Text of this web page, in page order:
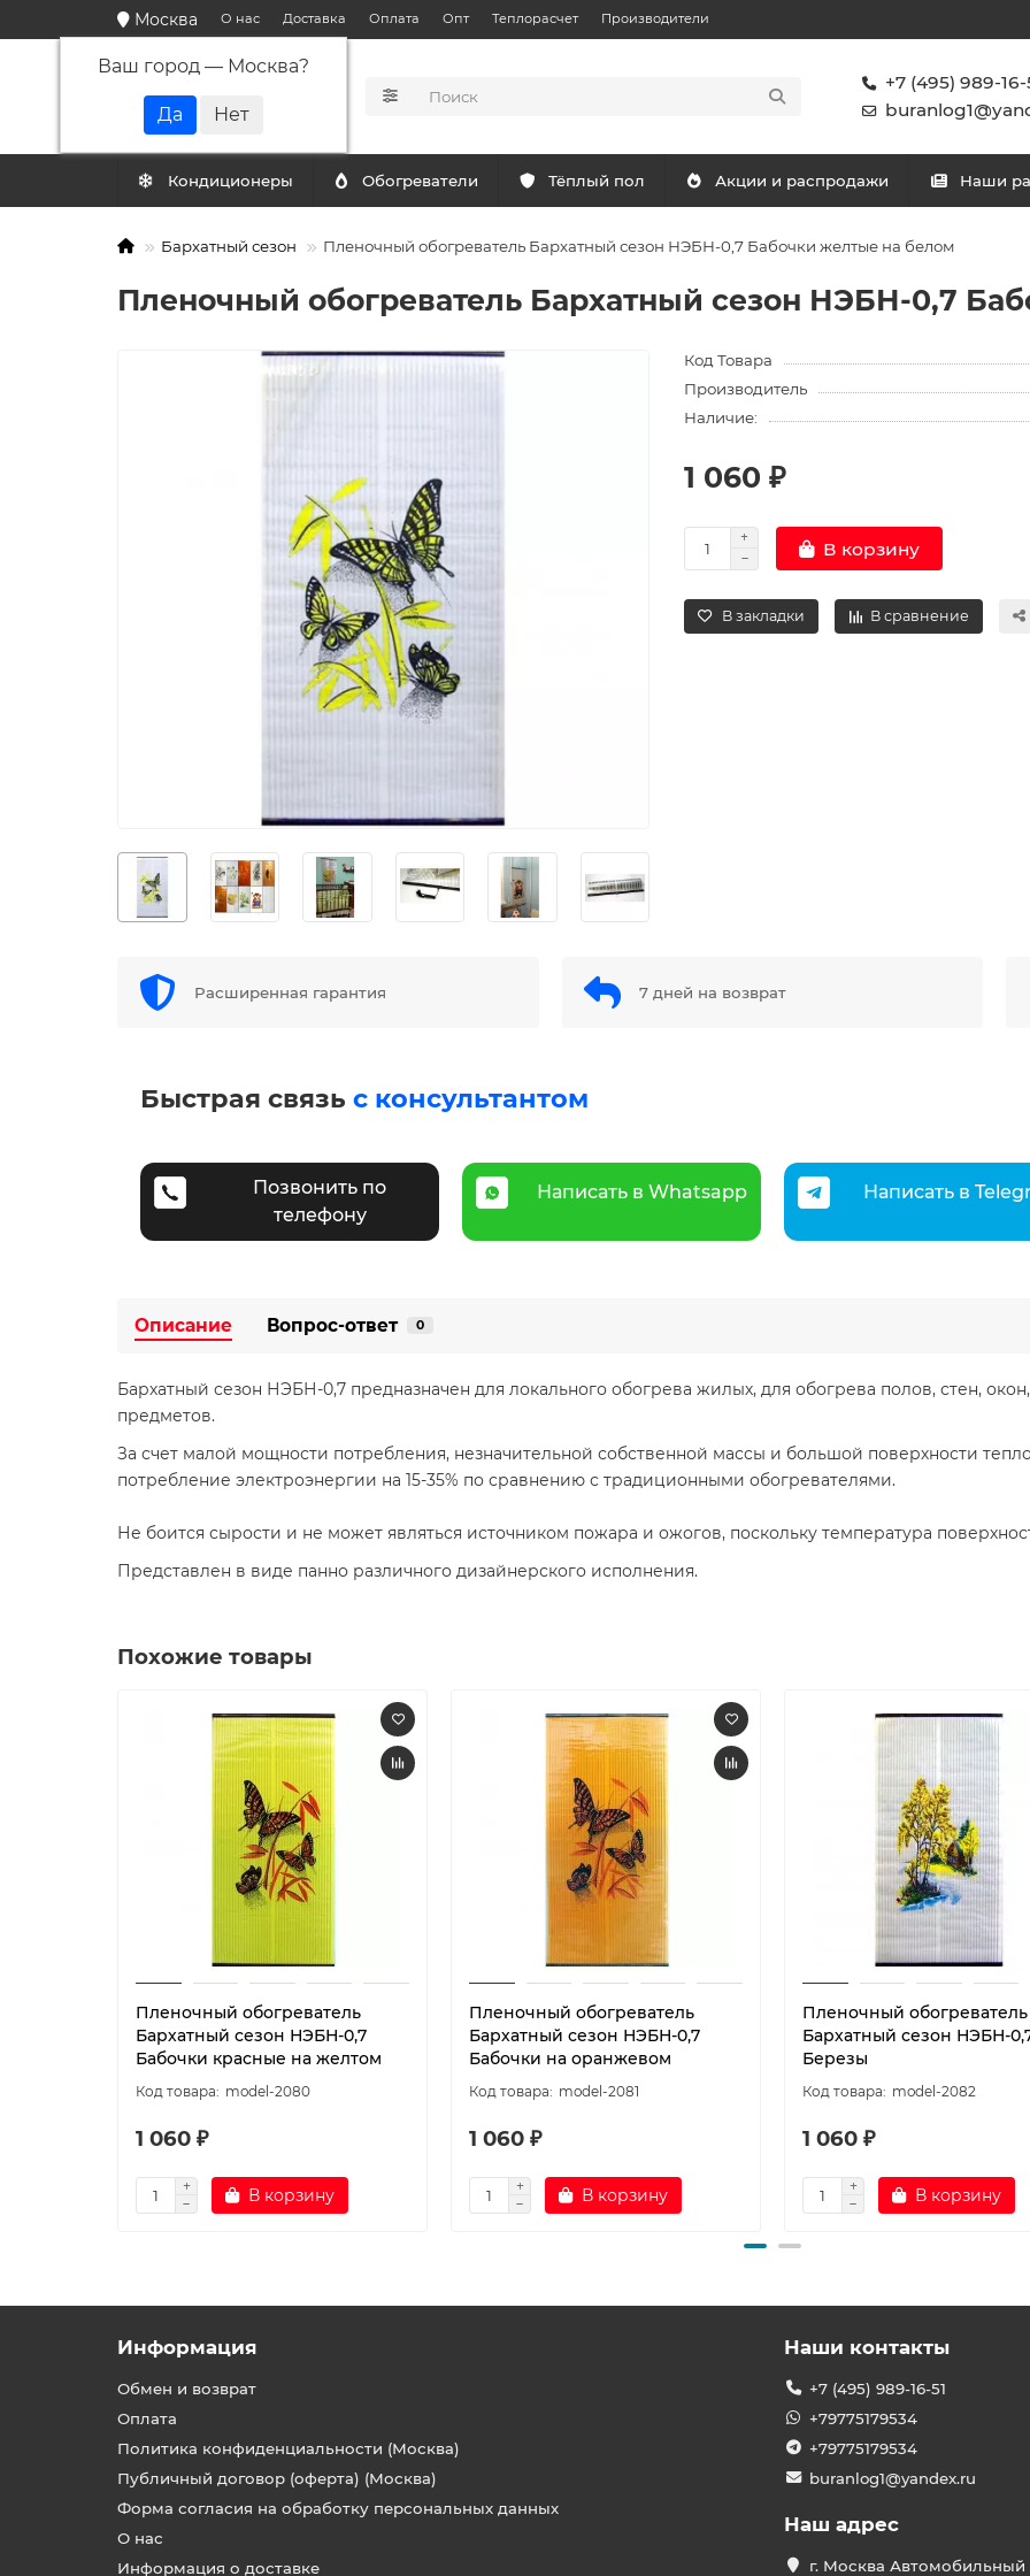
Москва
Ваш город — Москва?
О нас Доставка Оплата Опт Теплорасчет Производители
+7 (495) 989-16-
Кондиционеры Обогреватели Тёплый пол Акции и распродажи Наши
Бархатный сезон Пленочный обогреватель Бархатный сезон НЭБН-0,7 Бабочки желтые на белом
Пленочный обогреватель Бархатный сезон НЭБН-0,7
Код Товара
Производитель
Наличие:
1 060 ₽
В корзину
В закладки В сравнение
Расширенная гарантия 7 дней на возврат
Быстрая связь с консультантом
Позвонить по
телефону
Написать в Whatsapp Написать в
Описание Вопрос-ответ 0
Бархатный сезон НЭБН-0,7 предназначен для локального обогрева жилых, для обогрева полов, стен,
предметов.
За счет малой мощности потребления, незначительной собственной массы и большой поверхности
потребление электроэнергии на 15-35% по сравнению с традиционными обогревателями.
Не боится сырости и не может являться источником пожара и ожогов, поскольку температура
Представлен в виде панно различного дизайнерского исполнения.
Похожие товары
Пленочный обогреватель
Бархатный сезон НЭБН-0,7
Бабочки красные на желтом
model-2080
1 060 ₽
В корзину
Пленочный обогреватель
Бархатный сезон НЭБН-0,7
Бабочки на оранжевом
model-2081
1 060 ₽
В корзину
Пленочный обогреватель
Бархатный сезон НЭБН-
Березы
model-2082
1 060 ₽
В корзину
Информация
Обмен и возврат
Оплата
Политика конфиденциальности (Москва)
Публичный договор (оферта) (Москва)
Форма согласия на обработку персональных данных
О нас
Информация о доставке
Наши контакты
+7 (495) 989-16-51
+79775179534
+79775179534
buranlog1@yandex.ru
Наш адрес
г. Москва Автомобильный